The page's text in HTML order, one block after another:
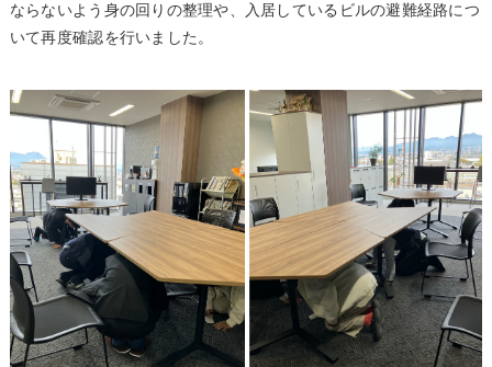
ならないよう身の回りの整理や、入居しているビルの避難経路につ
いて再度確認を行いました。